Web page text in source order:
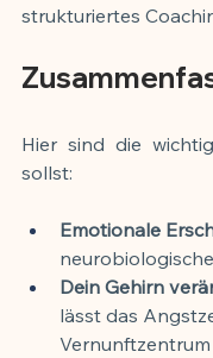
strukturiertes
Hier sind die
sollst:
Emotionale
Dein Gehirn
lässt das